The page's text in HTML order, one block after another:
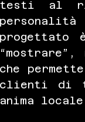
testi al
progettato
“mostrare”,
che
clienti di
anima